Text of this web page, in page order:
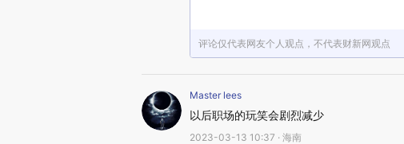
评论仅代表网友个人观点，不代表财新网观点
Master lees
以后职场的玩笑会剧烈减少
2023-03-13 10:37 · 海南